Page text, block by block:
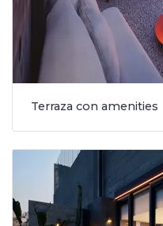
Terraza con amenities